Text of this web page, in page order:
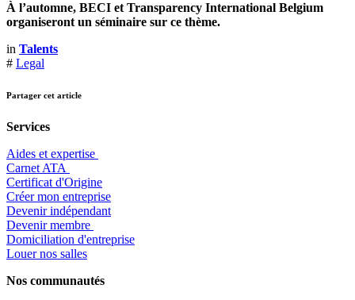
À l’automne, BECI et Transparency International Belgium
organiseront un séminaire sur ce thème.
in Talents
# Legal
Partager cet article
Services
Aides et expertise
​Carnet ATA
Certificat d'Origine
Créer mon entreprise
Devenir indépendant
Devenir membre
​Domiciliation d'entreprise
Louer nos salles
Nos communautés